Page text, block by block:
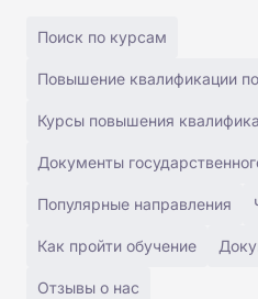
Поиск по курсам
Повышение квалификации
Курсы повышения
Документы
Популярные направления
Как пройти обучение
Отзывы о нас